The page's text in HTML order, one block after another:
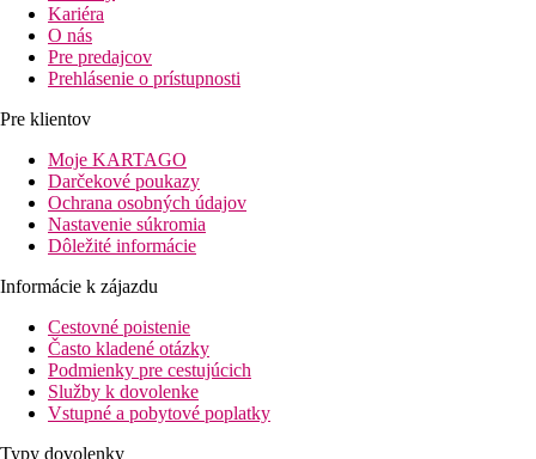
Kariéra
O nás
Pre predajcov
Prehlásenie o prístupnosti
Pre klientov
Moje KARTAGO
Darčekové poukazy
Ochrana osobných údajov
Nastavenie súkromia
Dôležité informácie
Informácie k zájazdu
Cestovné poistenie
Často kladené otázky
Podmienky pre cestujúcich
Služby k dovolenke
Vstupné a pobytové poplatky
Typy dovolenky